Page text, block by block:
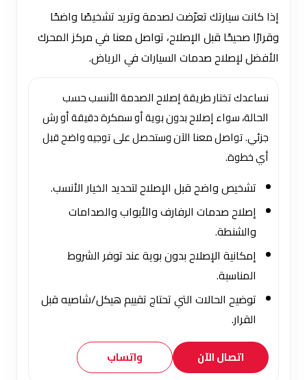
إذا كانت سيارتك تعرّضت لصدمة وتريد تشخيصًا واضحًا
وقرارًا صحيحًا قبل الإصلاح، تواصل معنا في مركز المحرك
الأفضل لإصلاح صدمات السيارات في الرياض.
نساعدك تختار طريقة إصلاح الصدمة الأنسب حسب
الحالة، سواء إصلاح بدون بوية أو سمكرة دقيقة أو رش
جزئي. تواصل معنا الآن وستحصل على توجيه واضح قبل
أي خطوة.
تشخيص واضح قبل الإصلاح لتحديد الخيار الأنسب.
إصلاح صدمات الرفارف والأبواب والصدامات
والشنطة.
إمكانية الإصلاح بدون بوية عند توفر الشروط
المناسبة.
توضيح الحالات التي تحتاج تقييم هيكل/شاصيه قبل
القرار.
اتصال الآن واتساب